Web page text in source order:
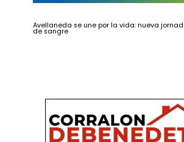
Avellaneda se une por la vida: nueva
de sangre